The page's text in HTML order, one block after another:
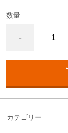
数量
-
カテゴリー